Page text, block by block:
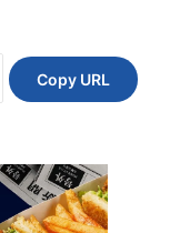
Copy URL